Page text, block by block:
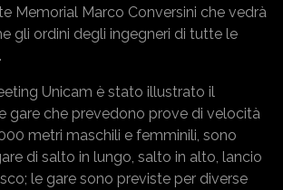
Memorial Marco Conversini che vedrà
gli ordini degli ingegneri di tutte le
Unicam è stato illustrato il
gare che prevedono prove di velocità
metri maschili e femminili, sono
di salto in lungo, salto in alto, lancio
le gare sono previste per diverse